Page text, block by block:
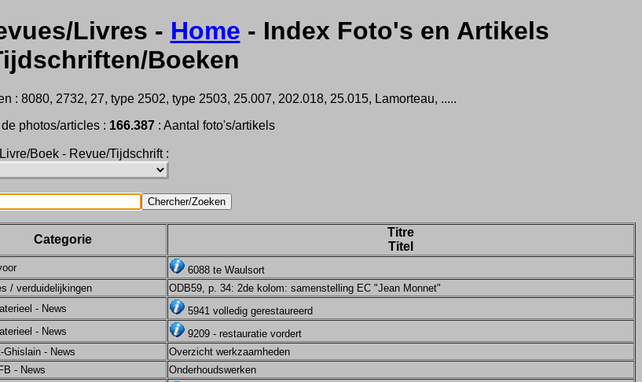
Livres - Home - Index Foto's en Artikels
Boeken
: 8080, 2732, 27, type 2502, type 2503, 25.007, 202.018, 25.015, Lamorteau, .....
photos/articles : 166.387: Aantal foto's/artikels
Livre/Boek - Revue/Tijdschrift :
Categorie
Titre
Titel
6088 te Waulsort
/ verduidelijkingen
ODB59, p. 34: 2de kolom: samenstelling EC "Jean Monnet"
- News
5941 volledig gerestaureerd
- News
9209 - restauratie vordert
Ghislain - News
Overzicht werkzaamheden
- News
Onderhoudswerken